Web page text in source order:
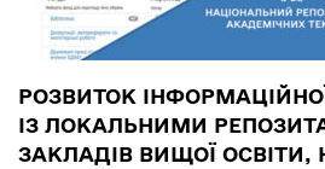
РОЗВИТОК ІНФОРМАЦІЙНОЇ
ІЗ ЛОКАЛЬНИМИ
ЗАКЛАДІВ ВИЩОЇ ОСВІТИ,